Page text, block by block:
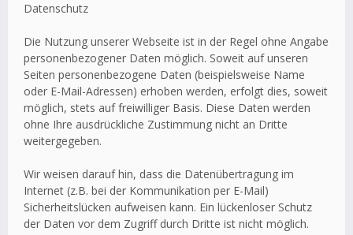
Datenschutz
Die Nutzung unserer Webseite ist in der Regel ohne Angabe
personenbezogener Daten möglich. Soweit auf unseren
Seiten personenbezogene Daten (beispielsweise Name
oder E-Mail-Adressen) erhoben werden, erfolgt dies, soweit
möglich, stets auf freiwilliger Basis. Diese Daten werden
ohne Ihre ausdrückliche Zustimmung nicht an Dritte
weitergegeben.
Wir weisen darauf hin, dass die Datenübertragung im
Internet (z.B. bei der Kommunikation per E-Mail)
Sicherheitslücken aufweisen kann. Ein lückenloser Schutz
der Daten vor dem Zugriff durch Dritte ist nicht möglich.